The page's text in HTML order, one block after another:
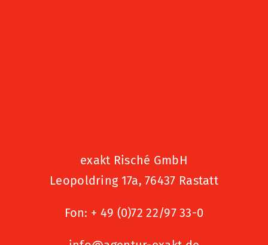
exakt Risché GmbH
Leopoldring 17a, 76437 Rastatt
Fon: + 49 (0)72 22/97 33-0